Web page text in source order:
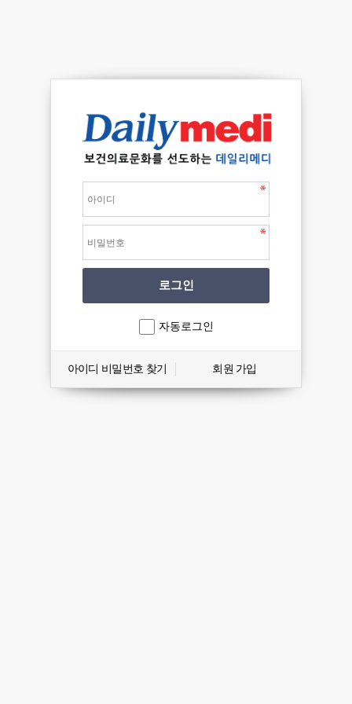
자동로그인
아이디 비밀번호 찾기 회원 가입